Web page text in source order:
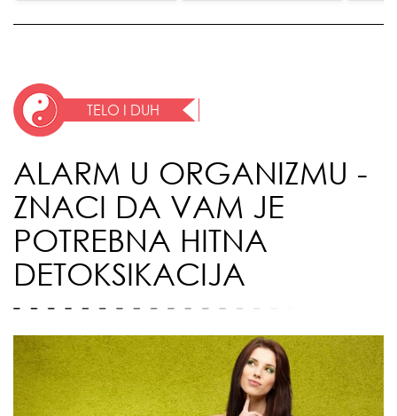
LJUBAV!
TELO I DUH
ALARM U ORGANIZMU -
ZNACI DA VAM JE
POTREBNA HITNA
DETOKSIKACIJA